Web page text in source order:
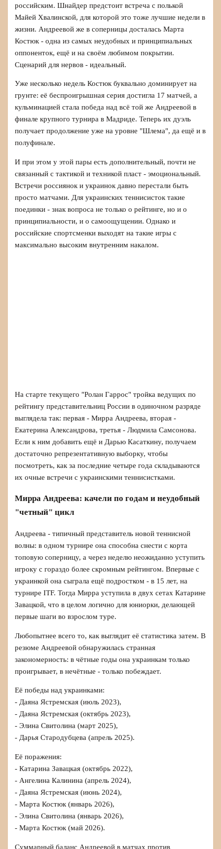
российским. Шнайдер предстоит встреча с полькой
Майей Хвалинской, для которой это тоже лучшие недели в
жизни. Андреевой же в соперницы досталась Марта
Костюк - одна из самых неудобных и принципиальных
оппоненток, ещё и на своём любимом покрытии.
Сценарий для нервов - идеальный.
Уже несколько недель Костюк буквально доминирует на
грунте: её беспроигрышная серия достигла 17 матчей, а
кульминацией стала победа над всё той же Андреевой в
финале крупного турнира в Мадриде. Теперь их дуэль
получает продолжение уже на уровне "Шлема", да ещё и в
полуфинале.
И при этом у этой пары есть дополнительный, почти не
связанный с тактикой и техникой пласт - эмоциональный.
Встречи россиянок и украинок давно перестали быть
просто матчами. Для украинских теннисисток такие
поединки - знак вопроса не только о рейтинге, но и о
принципиальности, и о самоощущении. Однако и
российские спортсменки выходят на такие игры с
максимально высоким внутренним накалом.
На старте текущего "Ролан Гаррос" тройка ведущих по
рейтингу представительниц России в одиночном разряде
выглядела так: первая - Мирра Андреева, вторая -
Екатерина Александрова, третья - Людмила Самсонова.
Если к ним добавить ещё и Дарью Касаткину, получаем
достаточно репрезентативную выборку, чтобы
посмотреть, как за последние четыре года складываются
их очные встречи с украинскими теннисистками.
Мирра Андреева: качели по годам и неудобный
"четный" цикл
Андреева - типичный представитель новой теннисной
волны: в одном турнире она способна снести с корта
топовую соперницу, а через неделю неожиданно уступить
игроку с гораздо более скромным рейтингом. Впервые с
украинкой она сыграла ещё подростком - в 15 лет, на
турнире ITF. Тогда Мирра уступила в двух сетах Катарине
Завацкой, что в целом логично для юниорки, делающей
первые шаги во взрослом туре.
Любопытнее всего то, как выглядит её статистика затем. В
резюме Андреевой обнаружилась странная
закономерность: в чётные годы она украинкам только
проигрывает, в нечётные - только побеждает.
Её победы над украинками:
- Даяна Ястремская (июль 2023),
- Даяна Ястремская (октябрь 2023),
- Элина Свитолина (март 2025),
- Дарья Стародубцева (апрель 2025).
Её поражения:
- Катарина Завацкая (октябрь 2022),
- Ангелина Калинина (апрель 2024),
- Даяна Ястремская (июнь 2024),
- Марта Костюк (январь 2026),
- Элина Свитолина (январь 2026),
- Марта Костюк (май 2026).
Суммарный баланс Андреевой в матчах против